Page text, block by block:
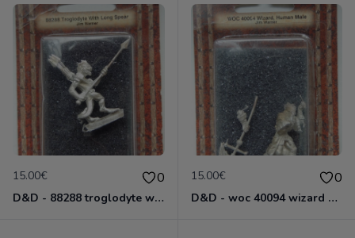
15.00€ 0
D&D - 88288 troglodyte with long Miniature - Donjons Dragons
15.00€ 0
D&D - woc 40094 wizard human male Miniature - Donjons Dragons